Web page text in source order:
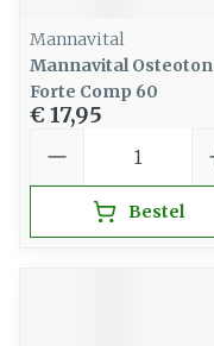
Mannavital
Mannavital Osteoton
Forte Comp 60
€ 17,95
Bestel